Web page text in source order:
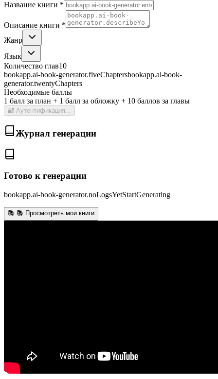
Название книги *
Описание книги *
Жанр
Язык
Количество глав10
bookapp.ai-book-generator.fiveChaptersbookapp.ai-book-
generator.twentyChapters
Необходимые баллы
1 балл за план + 1 балл за обложку + 10 баллов за главы
🔐 Аутентификация...
Журнал генерации
Готово к генерации
bookapp.ai-book-generator.noLogsYetStartGenerating
📚 📚 Просмотреть мои книги